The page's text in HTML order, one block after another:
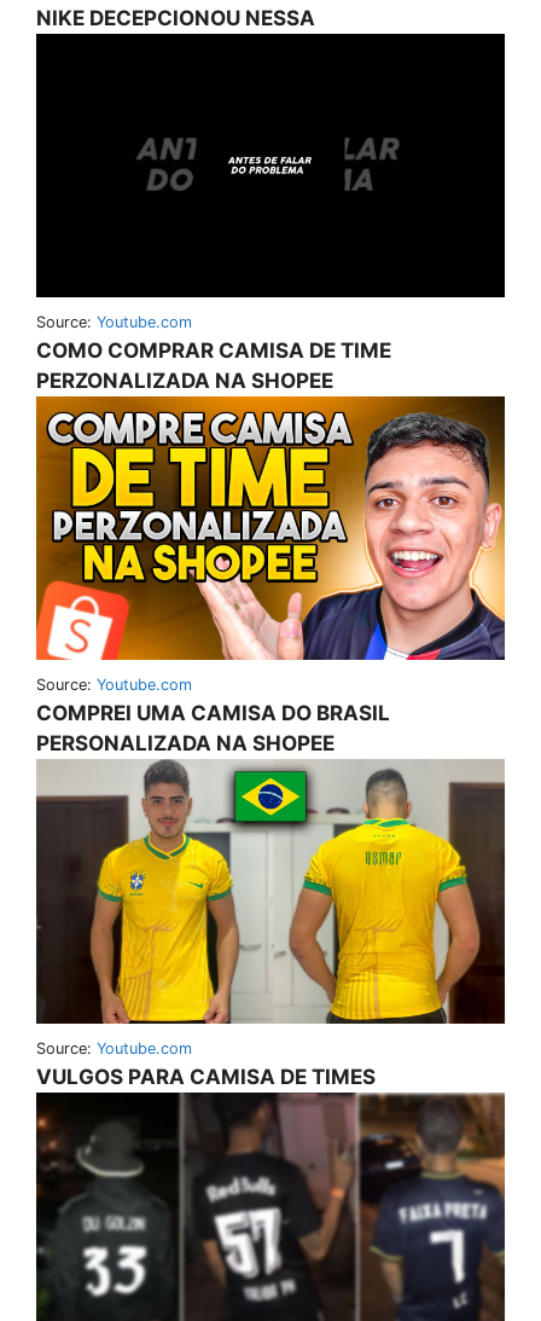
NIKE DECEPCIONOU NESSA
Source: Youtube.com
COMO COMPRAR CAMISA DE TIME
PERZONALIZADA NA SHOPEE
Source: Youtube.com
COMPREI UMA CAMISA DO BRASIL
PERSONALIZADA NA SHOPEE
Source: Youtube.com
VULGOS PARA CAMISA DE TIMES